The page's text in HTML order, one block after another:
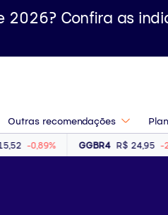
2026? Confira as
Outras recomendações
-0,89% GGBR4 R$ 24,95 -2,73%